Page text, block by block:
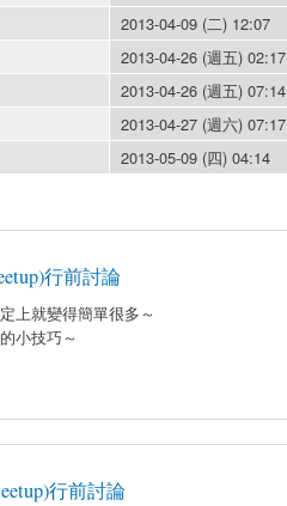
2013-04-09 (二) 12:07
2013-04-26 (週五) 02:17
2013-04-26 (週五) 07:14
2013-04-27 (週六) 07:17
2013-05-09 (四) 04:14
行前討論
上就變得簡單很多～
小技巧～
行前討論